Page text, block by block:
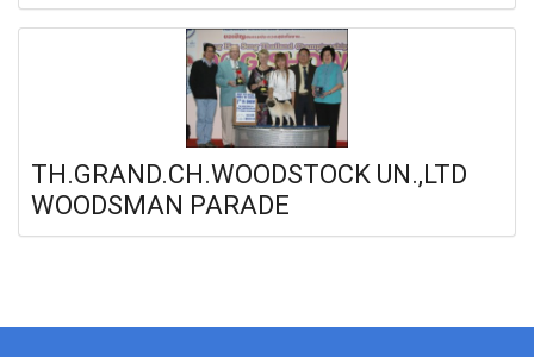
TH.GRAND.CH.WOODSTOCK UN.,LTD
WOODSMAN PARADE